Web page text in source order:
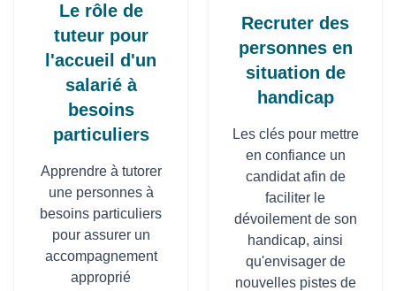
Le rôle de
tuteur pour
l'accueil d'un
salarié à
besoins
particuliers
Apprendre à tutorer
une personnes à
besoins particuliers
pour assurer un
accompagnement
approprié
Recruter des
personnes en
situation de
handicap
Les clés pour mettre
en confiance un
candidat afin de
faciliter le
dévoilement de son
handicap, ainsi
qu'envisager de
nouvelles pistes de